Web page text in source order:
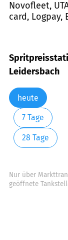
Novofleet,
card, Logpay,
Leidersbach
heute
7 Tage
28 Tage
Nur über
geöffnete